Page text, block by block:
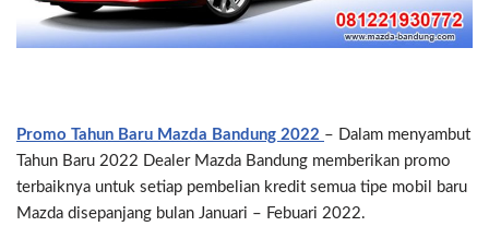
Promo Tahun Baru Mazda Bandung 2022 – Dalam menyambut
Tahun Baru 2022 Dealer Mazda Bandung memberikan promo
terbaiknya untuk setiap pembelian kredit semua tipe mobil baru
Mazda disepanjang bulan Januari – Febuari 2022.